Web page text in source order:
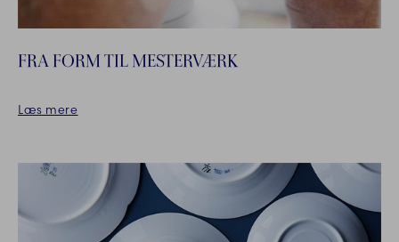
FRA FORM TIL MESTERVÆRK
Læs mere